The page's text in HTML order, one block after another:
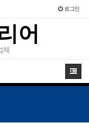
로그인
어
체